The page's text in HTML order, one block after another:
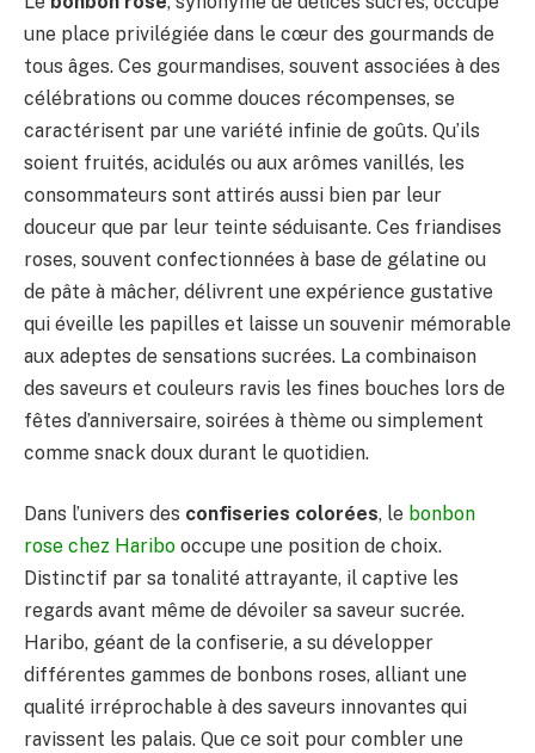
une place privilégiée dans le cœur des gourmands de
tous âges. Ces gourmandises, souvent associées à des
célébrations ou comme douces récompenses, se
caractérisent par une variété infinie de goûts. Qu’ils
soient fruités, acidulés ou aux arômes vanillés, les
consommateurs sont attirés aussi bien par leur
douceur que par leur teinte séduisante. Ces friandises
roses, souvent confectionnées à base de gélatine ou
de pâte à mâcher, délivrent une expérience gustative
qui éveille les papilles et laisse un souvenir mémorable
aux adeptes de sensations sucrées. La combinaison
des saveurs et couleurs ravis les fines bouches lors de
fêtes d’anniversaire, soirées à thème ou simplement
comme snack doux durant le quotidien.
Dans l’univers des confiseries colorées, le bonbon
rose chez Haribo occupe une position de choix.
Distinctif par sa tonalité attrayante, il captive les
regards avant même de dévoiler sa saveur sucrée.
Haribo, géant de la confiserie, a su développer
différentes gammes de bonbons roses, alliant une
qualité irréprochable à des saveurs innovantes qui
ravissent les palais. Que ce soit pour combler une